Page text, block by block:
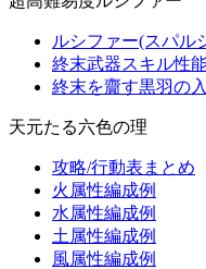
ルシファー(スパル
終末武器スキル性
終末を齎す黒羽の
天元たる六色の理
攻略/行動表まとめ
火属性編成例
水属性編成例
土属性編成例
風属性編成例